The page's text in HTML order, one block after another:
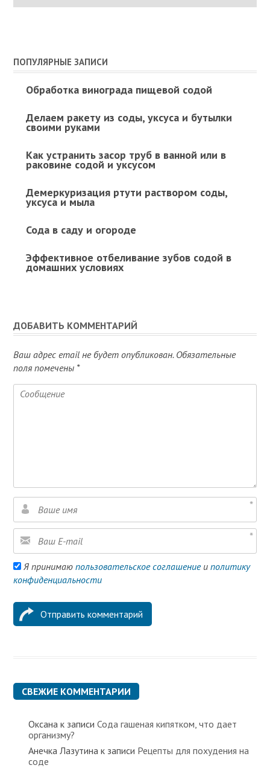
ПОПУЛЯРНЫЕ ЗАПИСИ
Обработка винограда пищевой содой
Делаем ракету из соды, уксуса и бутылки
своими руками
Как устранить засор труб в ванной или в
раковине содой и уксусом
Демеркуризация ртути раствором соды,
уксуса и мыла
Сода в саду и огороде
Эффективное отбеливание зубов содой в
домашних условиях
ДОБАВИТЬ КОММЕНТАРИЙ
Ваш адрес email не будет опубликован. Обязательные
поля помечены *
Я принимаюпользовательское соглашениеиполитику
конфиденциальности
СВЕЖИЕ КОММЕНТАРИИ
Оксана к записиСода гашеная кипятком, что дает
организму?
Анечка Лазутина к записи Рецепты для похудения на
соде